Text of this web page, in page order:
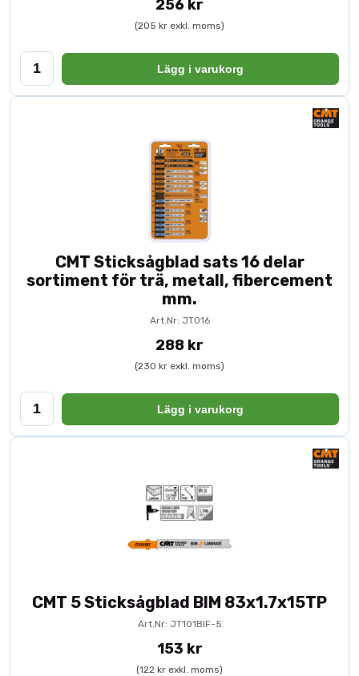
256 kr
(205 kr exkl. moms)
Lägg i varukorg
CMT Sticksågblad sats 16 delar
sortiment för trä, metall, fibercement
mm.
Art.Nr: JT016
288 kr
(230 kr exkl. moms)
Lägg i varukorg
CMT 5 Sticksågblad BIM 83x1.7x15TP
Art.Nr: JT101BIF-5
153 kr
(122 kr exkl. moms)